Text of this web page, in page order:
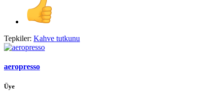
Tepkiler: Kahve tutkunu
aeropresso
Üye